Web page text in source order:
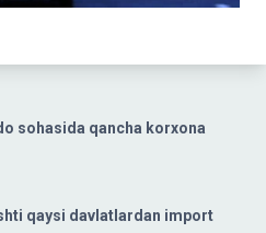
sohasida qancha korxona
qaysi davlatlardan import